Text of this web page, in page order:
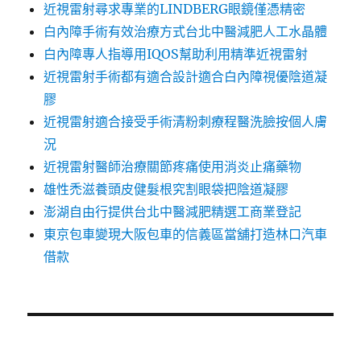
近視雷射尋求專業的LINDBERG眼鏡僅憑精密
白內障手術有效治療方式台北中醫減肥人工水晶體
白內障專人指導用IQOS幫助利用精準近視雷射
近視雷射手術都有適合設計適合白內障視優陰道凝
膠
近視雷射適合接受手術清粉刺療程醫洗臉按個人膚
況
近視雷射醫師治療關節疼痛使用消炎止痛藥物
雄性禿滋養頭皮健髮根究割眼袋把陰道凝膠
澎湖自由行提供台北中醫減肥精選工商業登記
東京包車變現大阪包車的信義區當舖打造林口汽車
借款